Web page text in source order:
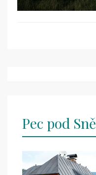
Pec pod